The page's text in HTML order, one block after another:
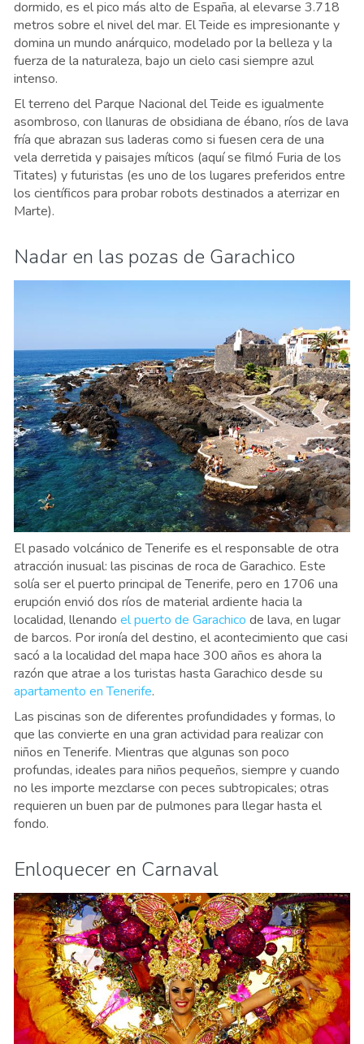
dormido, es el pico más alto de España, al elevarse 3.718
metros sobre el nivel del mar. El Teide es impresionante y
domina un mundo anárquico, modelado por la belleza y la
fuerza de la naturaleza, bajo un cielo casi siempre azul
intenso.
El terreno del Parque Nacional del Teide es igualmente
asombroso, con llanuras de obsidiana de ébano, ríos de lava
fría que abrazan sus laderas como si fuesen cera de una
vela derretida y paisajes míticos (aquí se filmó Furia de los
Titates) y futuristas (es uno de los lugares preferidos entre
los científicos para probar robots destinados a aterrizar en
Marte).
Nadar en las pozas de Garachico
El pasado volcánico de Tenerife es el responsable de otra
atracción inusual: las piscinas de roca de Garachico. Este
solía ser el puerto principal de Tenerife, pero en 1706 una
erupción envió dos ríos de material ardiente hacia la
localidad, llenando el puerto de Garachico de lava, en lugar
de barcos. Por ironía del destino, el acontecimiento que casi
sacó a la localidad del mapa hace 300 años es ahora la
razón que atrae a los turistas hasta Garachico desde su
apartamento en Tenerife.
Las piscinas son de diferentes profundidades y formas, lo
que las convierte en una gran actividad para realizar con
niños en Tenerife. Mientras que algunas son poco
profundas, ideales para niños pequeños, siempre y cuando
no les importe mezclarse con peces subtropicales; otras
requieren un buen par de pulmones para llegar hasta el
fondo.
Enloquecer en Carnaval